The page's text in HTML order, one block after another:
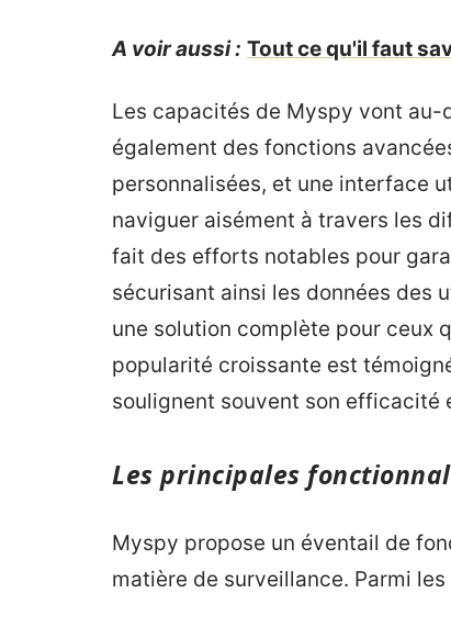
A voir aussi : Tout ce qu'il faut
Les capacités de Myspy vont au-
également des fonctions
personnalisées, et une interface
naviguer aisément à travers les
fait des efforts notables pour
sécurisant ainsi les données des
une solution complète pour ceux
popularité croissante est
soulignent souvent son efficacité
Les principales
Myspy propose un éventail de
matière de surveillance. Parmi